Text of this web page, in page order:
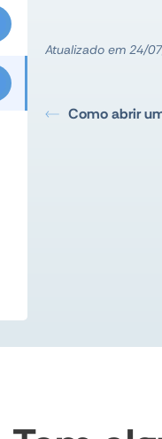
Atualizado em 24/
Como abrir